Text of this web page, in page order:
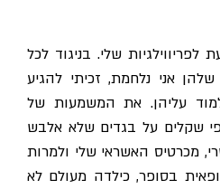
שלי. בניגוד לכל
אני נלחמת, זכיתי להגיע
עליהן. את המשמעות של
על בגדים שלא אלבש
האשראי שלי ולמרות
בסופר, כילדה מעולם לא